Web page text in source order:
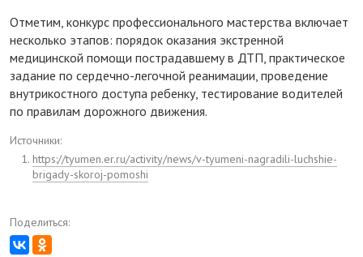
Отметим, конкурс профессионального мастерства включает
несколько этапов: порядок оказания экстренной
медицинской помощи пострадавшему в ДТП, практическое
задание по сердечно-легочной реанимации, проведение
внутрикостного доступа ребенку, тестирование водителей
по правилам дорожного движения.
Источники:
https://tyumen.er.ru/activity/news/v-tyumeni-nagradili-luchshie-
brigady-skoroj-pomoshi
Поделиться: